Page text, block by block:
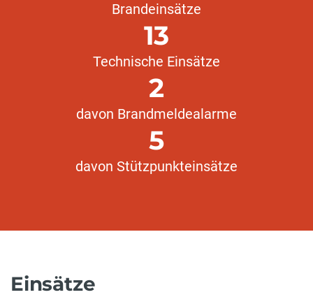
Brandeinsätze
13
Technische Einsätze
2
davon Brandmeldealarme
5
davon Stützpunkteinsätze
Einsätze